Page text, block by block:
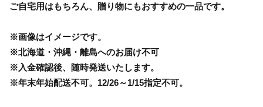
ご自宅用はもちろん、贈り物にもおすすめの一品です。
※画像はイメージです。
※北海道・沖縄・離島へのお届け不可
※入金確認後、随時発送いたします。
※年末年始配送不可。12/26～1/15指定不可。